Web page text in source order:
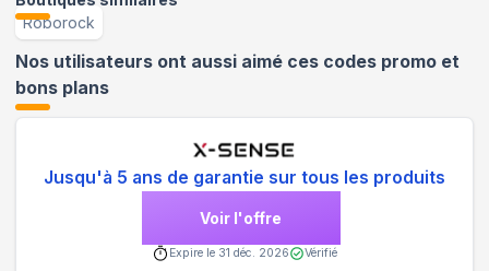
Roborock
Nos utilisateurs ont aussi aimé ces codes promo et
bons plans
Jusqu'à 5 ans de garantie sur tous les produits
Voir l'offre
Expire le 31 déc. 2026 Vérifié